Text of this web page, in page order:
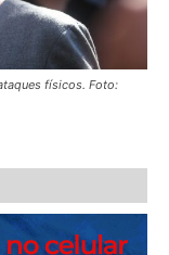
físicos. Foto: